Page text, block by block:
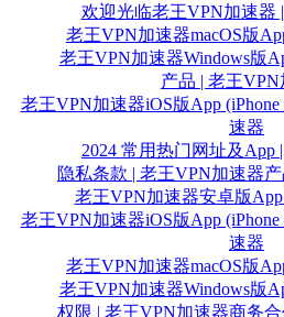
欢迎光临老王VPN加速器
老王VPN加速器macOS版
老王VPN加速器Windows版
产品 | 老王VPN
老王VPN加速器iOS版App
速器
2024 常用热门网址及App
隐私条款 | 老王VPN加速器
老王VPN加速器安卓版
老王VPN加速器iOS版App
速器
老王VPN加速器macOS版
老王VPN加速器Windows版
权限 | 老王VPN加速器商务